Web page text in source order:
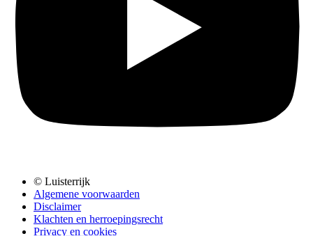
© Luisterrijk
Algemene voorwaarden
Disclaimer
Klachten en herroepingsrecht
Privacy en cookies